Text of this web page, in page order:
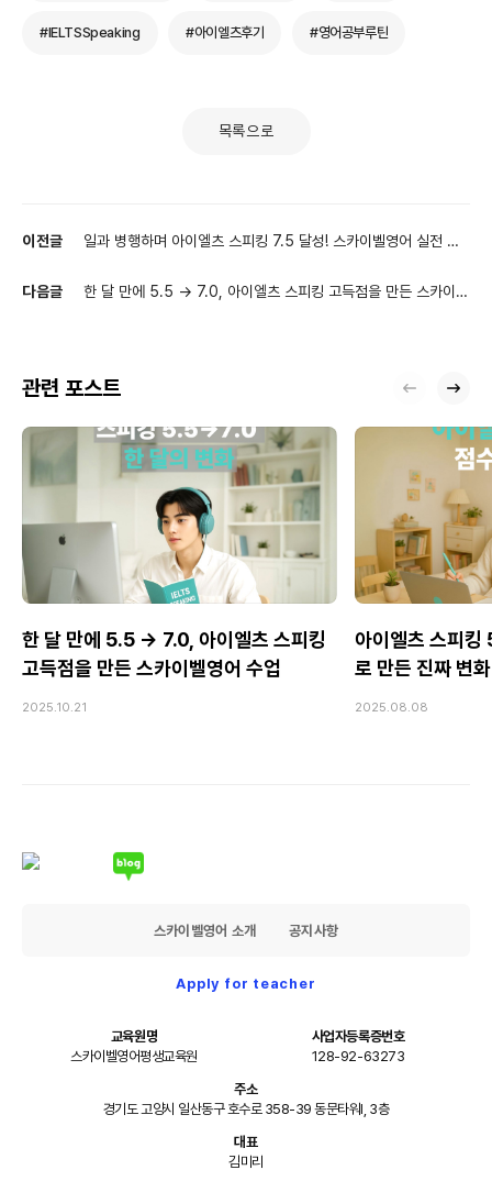
#IELTSSpeaking #아이엘츠후기 #영어공부루틴
목록으로
이전글
일과 병행하며 아이엘츠 스피킹 7.5 달성! 스카이벨영어 실전 화
다음글
한 달 만에 5.5 → 7.0, 아이엘츠 스피킹 고득점을 만든 스카이벨
관련 포스트
한 달 만에 5.5 → 7.0, 아이엘츠 스피킹
고득점을 만든 스카이벨영어 수업
2025.10.21
아이엘츠 스피
로 만든 진짜 변화
2025.08.08
스카이벨영어 소개 공지사항
Apply for teacher
교육원명
스카이벨영어평생교육원
사업자등록증번호
128-92-63273
주소
경기도 고양시 일산동구 호수로 358-39 동문타워I, 3층
대표
김미리